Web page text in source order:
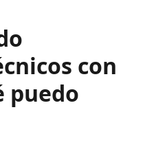
con
puedo